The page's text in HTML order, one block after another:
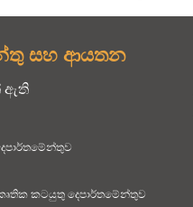
සහ ආයතන
ඇති
කටයුතු දෙපාර්තමේන්තුව